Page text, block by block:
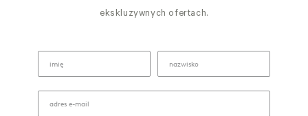
ekskluzywnych ofertach.